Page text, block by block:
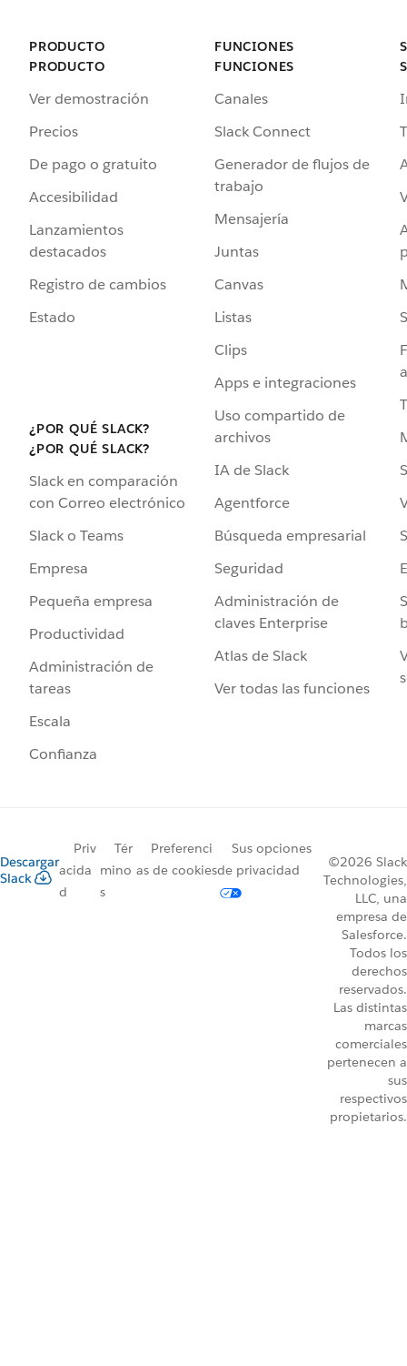
PRODUCTO
PRODUCTO
Ver demostración
Precios
De pago o gratuito
Accesibilidad
Lanzamientos
destacados
Registro de cambios
Estado
¿POR QUÉ SLACK?
¿POR QUÉ SLACK?
Slack en comparación
con Correo electrónico
Slack o Teams
Empresa
Pequeña empresa
Productividad
Administración de
tareas
Escala
Confianza
FUNCIONES
FUNCIONES
Canales
Slack Connect
Generador de flujos de
trabajo
Mensajería
Juntas
Canvas
Listas
Clips
Apps e integraciones
Uso compartido de
archivos
IA de Slack
Agentforce
Búsqueda empresarial
Seguridad
Administración de
claves Enterprise
Atlas de Slack
Ver todas las funciones
Descargar
Slack
Priv
acida
d
Tér
mino
s
Preferenci
as de cookies
Sus opciones
de privacidad
©2026 Slack
Technologies,
LLC, una
empresa de
Salesforce.
Todos los
derechos
reservados.
Las distintas
marcas
comerciales
pertenecen a
sus
respectivos
propietarios.